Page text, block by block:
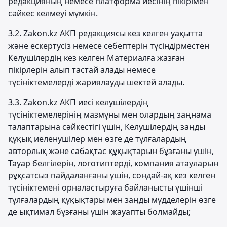
сәйкес келмеуі мүмкін.
3.2. Zakon.kz АКП редакциясы кез келген уақытта
және ескертусіз немесе себептерін түсіндірместен
Келушілердің кез келген Материалға жазған
пікірлерін алып тастай алады немесе
түсініктемелерді жариялауды шектей алады.
3.3. Zakon.kz АКП иесі келушілердің
түсініктемелерінің мазмұны мен олардың заңнама
талаптарына сәйкестігі үшін, Келушілердің заңды
құқық иеленушілер мен өзге де тұлғалардың
авторлық және сабақтас құқықтарын бұзғаны үшін,
Тауар белгілерін, логотиптерді, компания атауларын
рұқсатсыз пайдаланғаны үшін, сондай-ақ кез келген
түсініктемені орналастыруға байланысты үшінші
тұлғалардың құқықтары мен заңды мүдделерін өзге
де ықтимал бұзғаны үшін жауапты болмайды;